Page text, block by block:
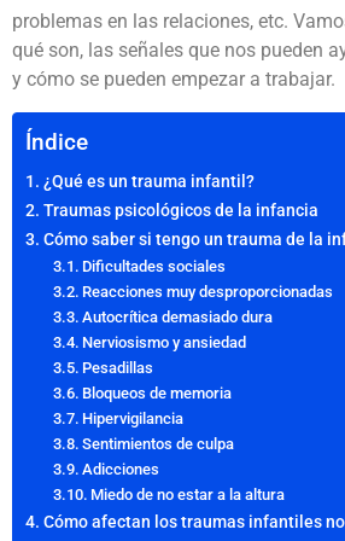
problemas en las relaciones, etc.
qué son, las señales que nos pueden
y cómo se pueden empezar a trabajar.
Índice
¿Qué es un trauma infantil?
Traumas psicológicos de la infancia
Cómo saber si tengo un trauma de la
Dificultades sociales
Reacciones muy desproporcionadas
Autocrítica demasiado dura
Nerviosismo y ansiedad
Pesadillas
Bloqueos de memoria
Hipervigilancia
Sentimientos de culpa
Adicciones
Miedo de no estar a la altura
Cómo afectan los traumas infantiles